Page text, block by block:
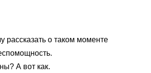
рассказать о таком моменте
А вот как.